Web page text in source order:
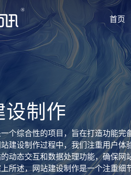
首页
行业优质供应商
行业优质供应商
行业优质供应商
行业优质供应商
行业优质供应商
设制作
个综合性的项目，旨在打造功能
建设制作过程中，我们注重用户
动态交互和数据处理功能，确保
所述，网站建设制作是一个注重细